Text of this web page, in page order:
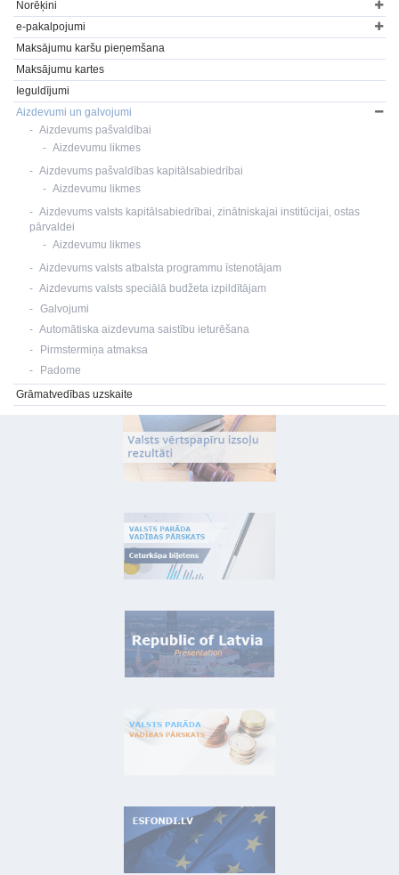
Norēķini
e-pakalpojumi
Maksājumu karšu pieņemšana
Maksājumu kartes
Ieguldījumi
Aizdevumi un galvojumi
Aizdevums pašvaldībai
Aizdevumu likmes
Aizdevums pašvaldības kapitālsabiedrībai
Aizdevumu likmes
Aizdevums valsts kapitālsabiedrībai, zinātniskajai institūcijai, ostas
pārvaldei
Aizdevumu likmes
Aizdevums valsts atbalsta programmu īstenotājam
Aizdevums valsts speciālā budžeta izpildītājam
Galvojumi
Automātiska aizdevuma saistību ieturēšana
Pirmstermiņa atmaksa
Padome
Grāmatvedības uzskaite